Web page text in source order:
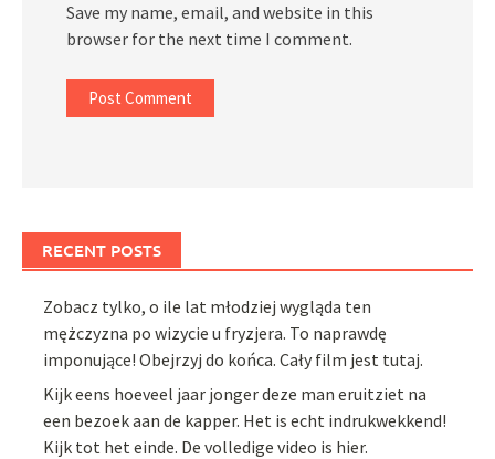
Save my name, email, and website in this
browser for the next time I comment.
RECENT POSTS
Zobacz tylko, o ile lat młodziej wygląda ten
mężczyzna po wizycie u fryzjera. To naprawdę
imponujące! Obejrzyj do końca. Cały film jest tutaj.
Kijk eens hoeveel jaar jonger deze man eruitziet na
een bezoek aan de kapper. Het is echt indrukwekkend!
Kijk tot het einde. De volledige video is hier.